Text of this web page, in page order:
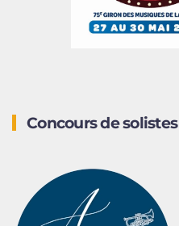
Concours de solistes